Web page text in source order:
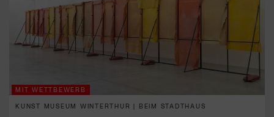
MIT WETTBEWERB
KUNST MUSEUM WINTERTHUR | BEIM STADTHAUS